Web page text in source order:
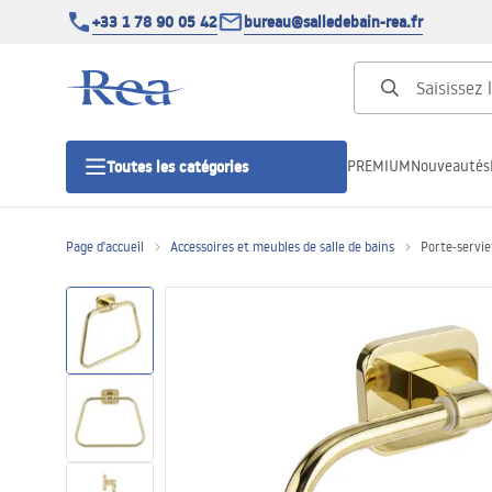
+33 1 78 90 05 42 bureau@salledebain-rea.fr
Toutes les catégories
Portes de douche
Receveurs de douche
Caniveaux de douche
PREMIUMNouveautés
Page d'accueil Accessoires et meubles de salle de bains Porte-